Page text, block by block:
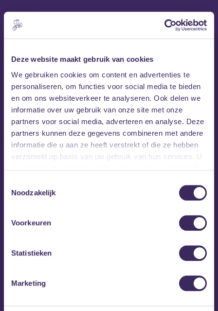
Deze website maakt gebruik van cookies
We gebruiken cookies om content en advertenties te
personaliseren, om functies voor social media te bieden
en om ons websiteverkeer te analyseren. Ook delen we
informatie over uw gebruik van onze site met onze
partners voor social media, adverteren en analyse. Deze
partners kunnen deze gegevens combineren met andere
informatie die u aan ze heeft verstrekt of die ze hebben
verzameld op basis van uw gebruik van hun services. U
Noodzakelijk
Voorkeuren
Statistieken
Marketing